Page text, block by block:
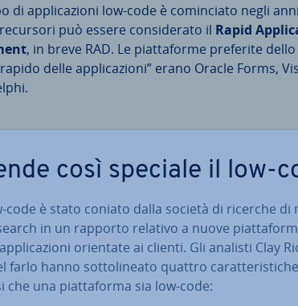
di ap­pli­ca­zio­ni low-code è co­min­cia­to negli anni
può essere con­si­de­ra­to il Rapid
, in breve RAD. Le piat­ta­for­me preferite dello
delle ap­pli­ca­zio­ni” erano Oracle Forms,
così speciale il low-
code è stato coniato dalla società di ricerche di
in un rapporto relativo a nuove
orientate ai clienti. Gli analisti Clay
farlo hanno sot­to­li­nea­to quattro
che una piat­ta­for­ma sia low-code: